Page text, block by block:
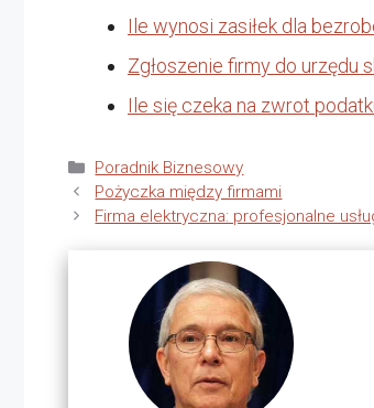
Ile wynosi zasiłek dla
Zgłoszenie firmy do urzędu
Ile się czeka na zwrot
Kategorie
Poradnik Biznesowy
Pożyczka między firmami
Firma elektryczna: profesjonalne